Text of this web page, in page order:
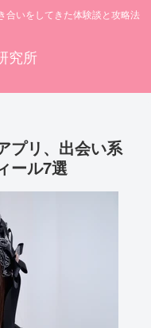
合いをしてきた体験談と攻略法
究所
プリ、出会い系
ール7選